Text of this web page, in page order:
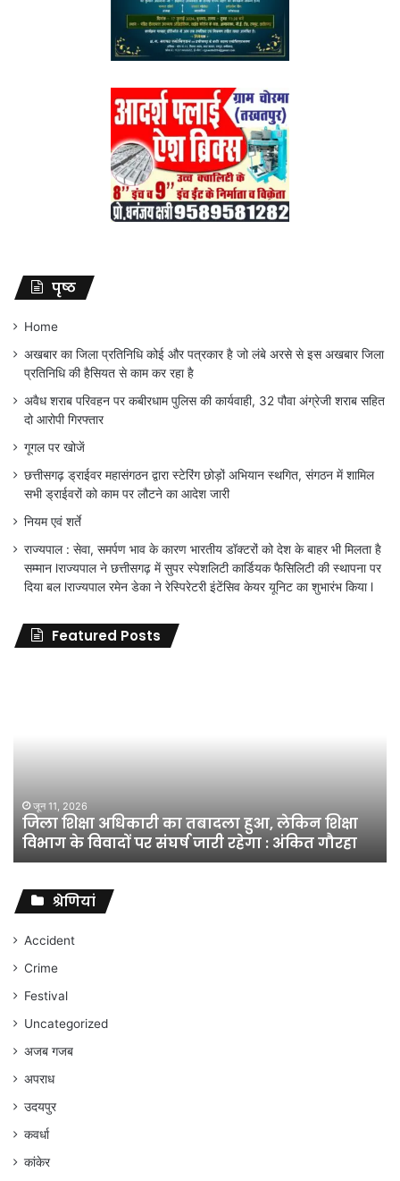
पृष्ठ
Home
अखबार का जिला प्रतिनिधि कोई और पत्रकार है जो लंबे अरसे से इस अखबार जिला
प्रतिनिधि की हैसियत से काम कर रहा है
अवैध शराब परिवहन पर कबीरधाम पुलिस की कार्यवाही, 32 पौवा अंग्रेजी शराब सहित
दो आरोपी गिरफ्तार
गूगल पर खोजें
छत्तीसगढ़ ड्राईवर महासंगठन द्वारा स्टेरिंग छोड़ों अभियान स्थगित, संगठन में शामिल
सभी ड्राईवरों को काम पर लौटने का आदेश जारी
नियम एवं शर्ते
राज्यपाल : सेवा, समर्पण भाव के कारण भारतीय डॉक्टरों को देश के बाहर भी मिलता है
सम्मान lराज्यपाल ने छत्तीसगढ़ में सुपर स्पेशलिटी कार्डियक फैसिलिटी की स्थापना पर
दिया बल lराज्यपाल रमेन डेका ने रेस्पिरेटरी इंटेंसिव केयर यूनिट का शुभारंभ किया l
Featured Posts
शिक्षा
विभाग
विवादों
संघर्ष
जारी
रहेगा
अंकित
गौरहा
जून 11, 2026
जिला शिक्षा अधिकारी का तबादला हुआ, लेकिन शिक्षा
विभाग के विवादों पर संघर्ष जारी रहेगा : अंकित गौरहा
श्रेणियां
Accident
Crime
Festival
Uncategorized
अजब गजब
अपराध
उदयपुर
कवर्धा
कांकेर